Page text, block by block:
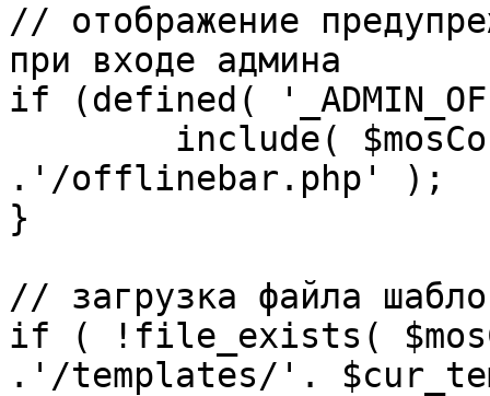
// отображение
при входе админа
if (defined(
.'/offlinebar.php' );
}
// загрузка файла
if ( !file_exists(
.'/templates/'.